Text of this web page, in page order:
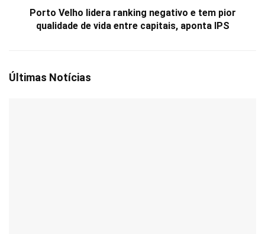
Porto Velho lidera ranking negativo e tem pior
qualidade de vida entre capitais, aponta IPS
Últimas Notícias